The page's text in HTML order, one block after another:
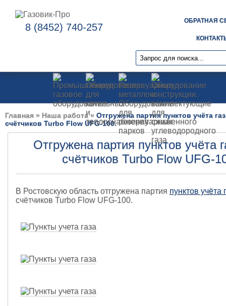
8 (8452) 740-257
ОБРАТНАЯ
Главная » Наша работа» Отгружена партия пунктов учёта
счётчиков Turbo Flow UFG-100.
Отгружена партия пунктов учёта
счётчиков Turbo Flow UFG-
В Ростовскую область отгружена партия пунктов учёта
счётчиков Turbo Flow UFG-100.